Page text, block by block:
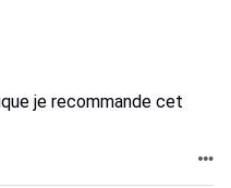
je recommande cet